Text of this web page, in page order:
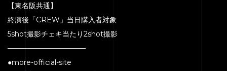
【東名阪共通】
終演後「CREW」当日購入者対象
5shot撮影チェキ当たり2shot撮影
———————————
●more-official-site